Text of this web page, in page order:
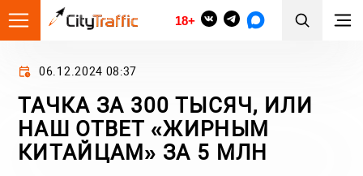
18+
06.12.2024 08:37
ТАЧКА ЗА 300 ТЫСЯЧ, ИЛИ
НАШ ОТВЕТ «ЖИРНЫМ
КИТАЙЦАМ» ЗА 5 МЛН